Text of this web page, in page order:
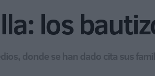
los
donde se han dado cita sus